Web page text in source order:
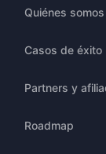
Quiénes somos
Casos de éxito
Partners y
Roadmap